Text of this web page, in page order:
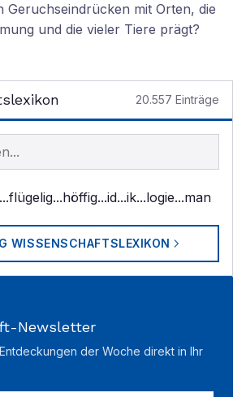
Geruchseindrücken mit Orten, die
und die vieler Tiere prägt?
20.557 Einträge
suchen
...flügelig...höffig...id...ik...logie...man
WISSENSCHAFTSLEXIKON
Newsletter
der Woche direkt in Ihr